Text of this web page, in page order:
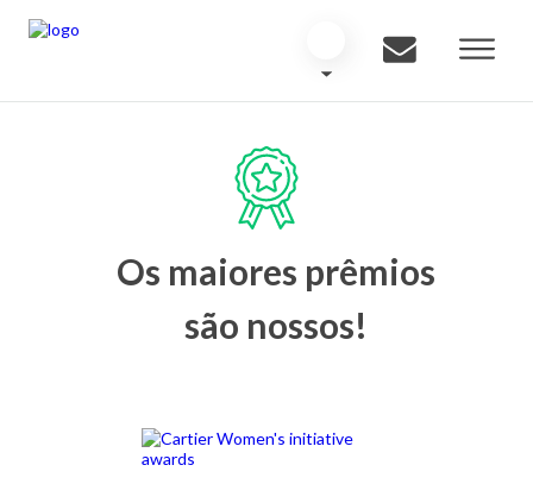
Os maiores prêmios
são nossos!